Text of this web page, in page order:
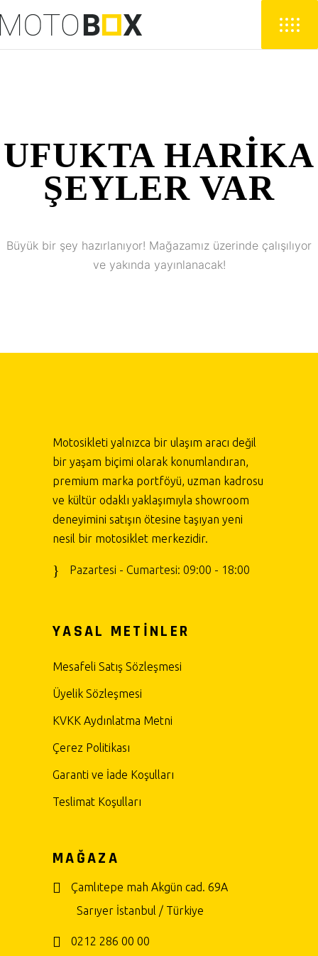
UFUKTA HARIKA
ŞEYLER VAR
Büyük bir şey hazırlanıyor! Mağazamız üzerinde çalışılıyor
ve yakında yayınlanacak!
Motosikleti yalnızca bir ulaşım aracı değil
bir yaşam biçimi olarak konumlandıran,
premium marka portföyü, uzman kadrosu
ve kültür odaklı yaklaşımıyla showroom
deneyimini satışın ötesine taşıyan yeni
nesil bir motosiklet merkezidir.
Pazartesi - Cumartesi: 09:00 - 18:00
YASAL METİNLER
Mesafeli Satış Sözleşmesi
Üyelik Sözleşmesi
KVKK Aydınlatma Metni
Çerez Politikası
Garanti ve İade Koşulları
Teslimat Koşulları
MAĞAZA
Çamlıtepe mah Akgün cad. 69A
Sarıyer İstanbul / Türkiye
0212 286 00 00